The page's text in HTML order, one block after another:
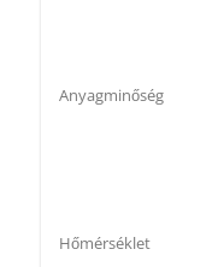
Anyagminőség
Hőmérséklet